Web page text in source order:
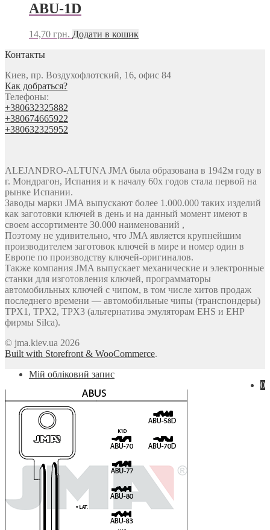
ABU-1D
14,70 грн. Додати в кошик
Контакты
Киев, пр. Воздухофлотский, 16, офис 84
Как добраться?
Телефоны:
+380632325882
+380674665922
+380632325952
ALEJANDRO-ALTUNA JMA была образована в 1942м году в
г. Мондрагон, Испания и к началу 60х годов стала первой на
рынке Испании.
Заводы марки JMA выпускают более 1.000.000 таких изделий
как заготовки ключей в день и на данный момент имеют в
своем ассортименте 30.000 наименований ,
Поэтому не удивительно, что JMA является крупнейшим
производителем заготовок ключей в мире и номер один в
Европе по производству ключей-оригиналов.
Также компания JMA выпускает механические и электронные
станки для изготовления ключей, программаторы
автомобильных ключей с чипом, в том числе хитов продаж
последнего времени — автомобильные чипы (транспондеры)
TPX1, TPX2, TPX3 (альтернатива эмуляторам EHS и EHP
фирмы Silca).
© jma.kiev.ua 2026
Built with Storefront & WooCommerce.
Мій обліковий запис
0